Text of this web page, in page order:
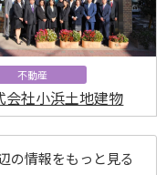
不動産
会社小浜土地建物
の情報をもっと見る